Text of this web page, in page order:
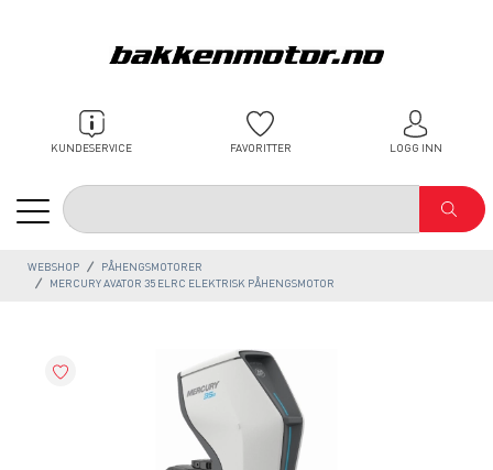
KUNDESERVICE FAVORITTER LOGG INN
WEBSHOP
PÅHENGSMOTORER
MERCURY AVATOR 35 ELRC ELEKTRISK PÅHENGSMOTOR